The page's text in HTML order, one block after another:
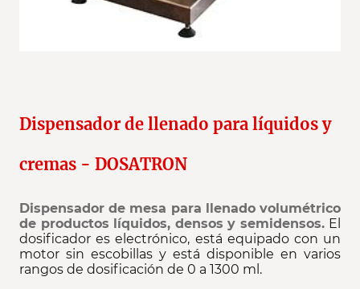
Dispensador de llenado para líquidos y
cremas - DOSATRON
Dispensador de mesa para llenado volumétrico
de productos líquidos, densos y semidensos. El
dosificador es electrónico, está equipado con un
motor sin escobillas y está disponible en varios
rangos de dosificación de 0 a 1300 ml.